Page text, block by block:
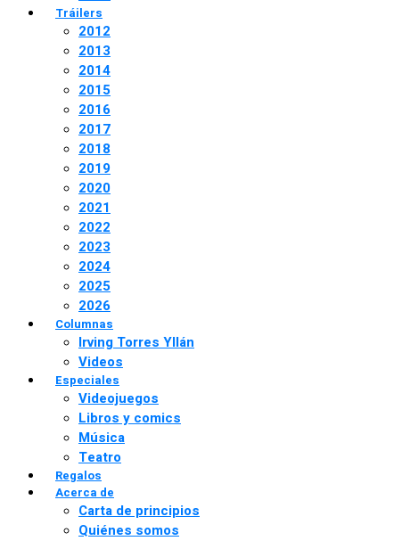
Tráilers
2012
2013
2014
2015
2016
2017
2018
2019
2020
2021
2022
2023
2024
2025
2026
Columnas
Irving Torres Yllán
Videos
Especiales
Videojuegos
Libros y comics
Música
Teatro
Regalos
Acerca de
Carta de principios
Quiénes somos